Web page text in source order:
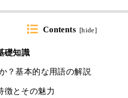
Contents [hide]
礎知識
？基本的な用語の解説
徴とその魅力